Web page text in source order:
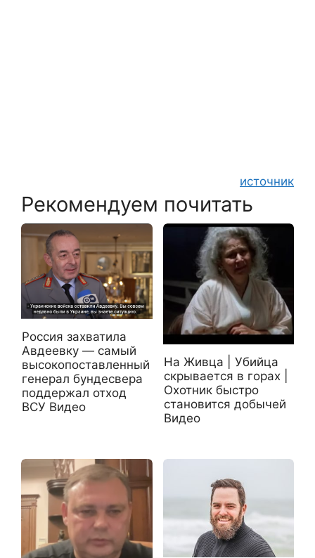
источник
Рекомендуем почитать
Россия захватила
Авдеевку — самый
высокопоставленный
генерал бундесвера
поддержал отход
ВСУ Видео
На Живца | Убийца
скрывается в горах |
Охотник быстро
становится добычей
Видео